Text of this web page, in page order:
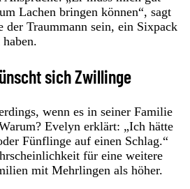
Lachen bringen können“, sagt
der Traummann sein, ein Sixpack
sich Zwillinge
wenn es in seiner Familie
Evelyn erklärt: „Ich hätte
Fünflinge auf einen Schlag.“
für eine weitere
mit Mehrlingen als höher.